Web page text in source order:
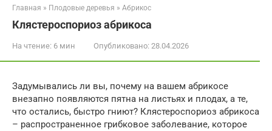
Главная » Плодовые деревья » Абрикос
Клястероспориоз абрикоса
На чтение: 6 мин Опубликовано: 28.04.2026
Задумывались ли вы, почему на вашем абрикосе
внезапно появляются пятна на листьях и плодах, а те,
что остались, быстро гниют? Клястероспориоз абрикоса
– распространенное грибковое заболевание, которое